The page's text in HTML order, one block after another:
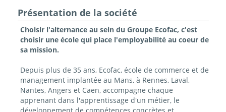
Présentation de la société
Choisir l'alternance au sein du Groupe Ecofac, c'est
choisir une école qui place l'employabilité au coeur de
sa mission.
Depuis plus de 35 ans, Ecofac, école de commerce et de
management implantée au Mans, à Rennes, Laval,
Nantes, Angers et Caen, accompagne chaque
apprenant dans l'apprentissage d'un métier, le